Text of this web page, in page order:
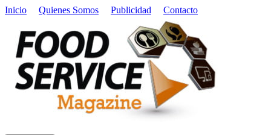
Inicio Quienes Somos Publicidad Contacto